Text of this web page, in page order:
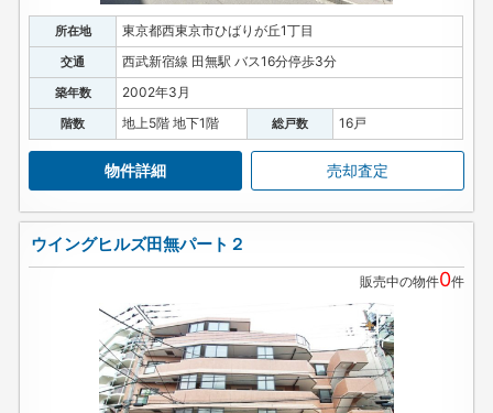
所在地 東京都西東京市ひばりが丘1丁目
交通 西武新宿線 田無駅 バス16分停歩3分
築年数 2002年3月
階数 地上5階 地下1階 総戸数 16戸
物件詳細 売却査定
ウイングヒルズ田無パート２
販売中の物件0件